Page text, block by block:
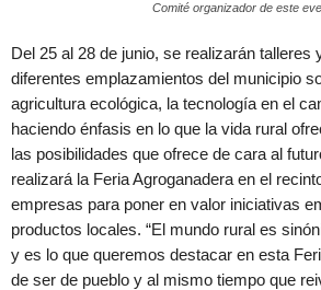
Comité organizador de este
Del 25 al 28 de junio, se realizarán talleres
diferentes emplazamientos del municipio
agricultura ecológica, la tecnología en el
haciendo énfasis en lo que la vida rural
las posibilidades que ofrece de cara al
realizará la Feria Agroganadera en el
empresas para poner en valor iniciativas
productos locales. “El mundo rural es
y es lo que queremos destacar en esta
de ser de pueblo y al mismo tiempo que